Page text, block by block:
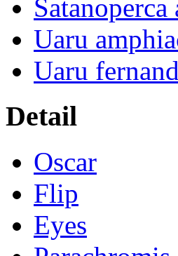
Satanoperca
Uaru
Uaru
Detail
Oscar
Flip
Eyes